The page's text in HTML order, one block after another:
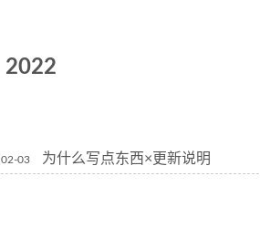
2022
02-03 为什么写点东西×更新说明